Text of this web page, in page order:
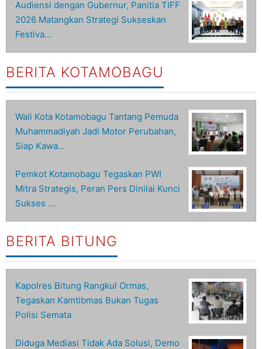
Audiensi dengan Gubernur, Panitia TIFF
2026 Matangkan Strategi Sukseskan
Festiva…
BERITA KOTAMOBAGU
Wali Kota Kotamobagu Tantang Pemuda
Muhammadiyah Jadi Motor Perubahan,
Siap Kawa…
Pemkot Kotamobagu Tegaskan PWI
Mitra Strategis, Peran Pers Dinilai Kunci
Sukses …
BERITA BITUNG
Kapolres Bitung Rangkul Ormas,
Tegaskan Kamtibmas Bukan Tugas
Polisi Semata
Diduga Mediasi Tidak Ada Solusi, Demo